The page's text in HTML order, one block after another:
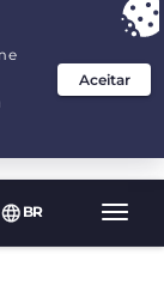
BR
ano(s) a $